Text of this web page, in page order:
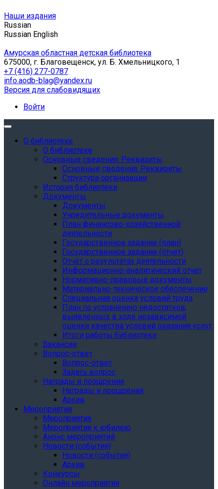
Наши издания
Russian
Russian English
Амурская областная детская библиотека
675000, г. Благовещенск, ул. Б. Хмельницкого, 1
+7 (416) 277-0787
info.aodb-blag@yandex.ru
Версия для слабовидящих
Войти
О библиотеке
О библиотеке
Основные сведения. Реквизиты
Основные сведения. Реквизиты
Структура организации
История библиотеки
Документы
Документы
Учредительные документы
План финансово-хозяйственной
деятельности
Государственное задание (план)
Государственное задание (отчет)
Отчет о результатах деятельности
Информационно-аналитический отчет
Нормативно-правовые документы
Материально-техническое обеспечение
Специальная оценка условий труда
План по устранению недостатков,
выявленных в ходе независимой
оценки качества условий оказания услуг
Итоги работы библиотеки
Вакансии
Вопрос-ответ
Вопрос-ответ
Задать вопрос
Награды и поощрения
Награды и поощрения
Архив
Мероприятия
Мероприятия
Мероприятия к юбилею
Анонс мероприятий
Новости (события)
Новости (события)
Архив
Конкурсы
Онлайн мероприятия